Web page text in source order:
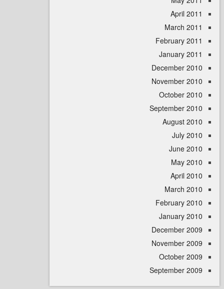
April
March
February
January
December
November
October
September
August
July
June
May
April
March
February
January
December
November
October
September